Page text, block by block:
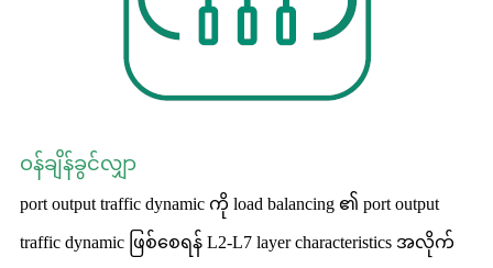
ဝန်ချိန်ခွင်လျှာ
port output traffic dynamic ကို load balancing ၏ port output
traffic dynamic ဖြစ်စေရန် L2-L7 layer characteristics အလိုက်